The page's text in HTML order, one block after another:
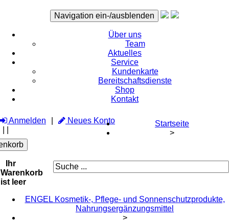
Navigation ein-/ausblenden
Über uns
Team
Aktuelles
Service
Kundenkarte
Bereitschaftsdienste
Shop
Kontakt
Anmelden
Neues Konto
Ihr
Warenkorb
ist leer
Startseite
>
ENGEL Kosmetik-, Pflege- und Sonnenschutzprodukte,
Nahrungsergänzungsmittel
>